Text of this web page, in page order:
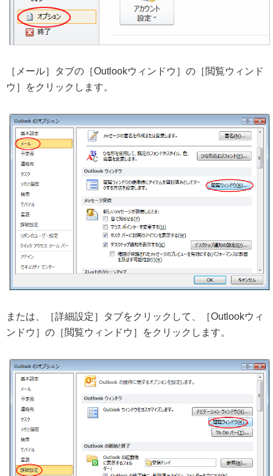
［メール］タブの［Outlookウィンドウ］の［閲覧ウィンド
ウ］をクリックします。
または、［詳細設定］タブをクリックして、［Outlookウィ
ンドウ］の［閲覧ウィンドウ］をクリックします。